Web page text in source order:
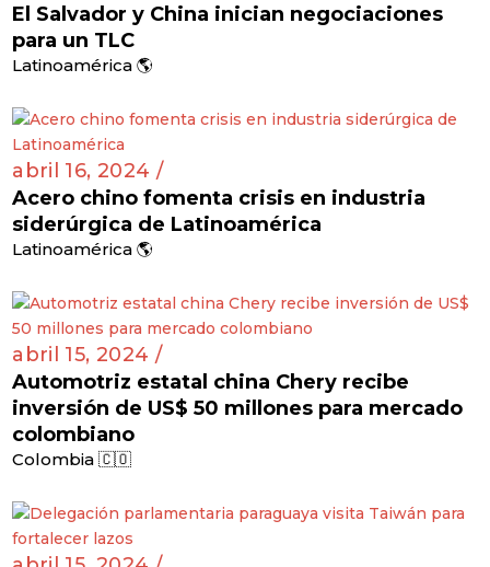
El Salvador y China inician negociaciones
para un TLC
Latinoamérica 🌎
abril 16, 2024 /
Acero chino fomenta crisis en industria
siderúrgica de Latinoamérica
Latinoamérica 🌎
abril 15, 2024 /
Automotriz estatal china Chery recibe
inversión de US$ 50 millones para mercado
colombiano
Colombia 🇨🇴